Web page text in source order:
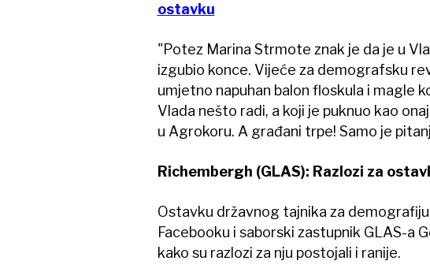
ostavku
"Potez Marina Strmote znak je da je u
izgubio konce. Vijeće za demografsku
umjetno napuhan balon floskula i magle
Vlada nešto radi, a koji je puknuo kao
u Agrokoru. A građani trpe! Samo je
Richembergh (GLAS): Razlozi za
Ostavku državnog tajnika za
Facebooku i saborski zastupnik GLAS-a
kako su razlozi za nju postojali i ranije.